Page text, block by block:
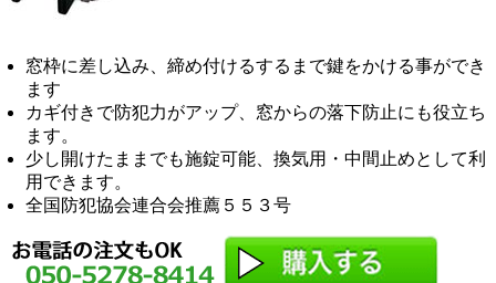
窓枠に差し込み、締め付けるするまで鍵をかける事ができ
ます
カギ付きで防犯力がアップ、窓からの落下防止にも役立ち
ます。
少し開けたままでも施錠可能、換気用・中間止めとして利
用できます。
全国防犯協会連合会推薦５５３号